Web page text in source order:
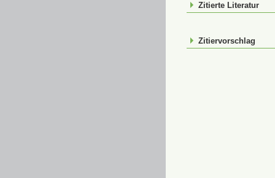
Zitierte Literatur
Zitiervorschlag